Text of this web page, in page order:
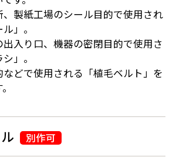
、製紙工場のシール目的で使用され
」。
入り口、機器の密閉目的で使用さ
」。
どで使用される「植毛ベルト」を
。
別作可